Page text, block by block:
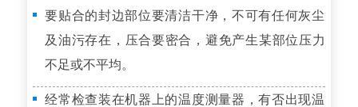
要贴合的封边部位要清洁干净，不可有任何灰尘
及油污存在，压合要密合，避免产生某部位压力
不足或不平均。
经常检查装在机器上的温度测量器，有否出现温